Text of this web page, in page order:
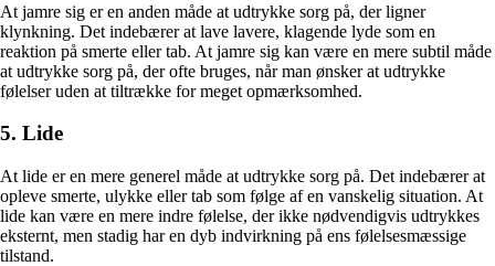
At jamre sig er en anden måde at udtrykke sorg på, der ligner
klynkning. Det indebærer at lave lavere, klagende lyde som en
reaktion på smerte eller tab. At jamre sig kan være en mere subtil måde
at udtrykke sorg på, der ofte bruges, når man ønsker at udtrykke
følelser uden at tiltrække for meget opmærksomhed.
5. Lide
At lide er en mere generel måde at udtrykke sorg på. Det indebærer at
opleve smerte, ulykke eller tab som følge af en vanskelig situation. At
lide kan være en mere indre følelse, der ikke nødvendigvis udtrykkes
eksternt, men stadig har en dyb indvirkning på ens følelsesmæssige
tilstand.